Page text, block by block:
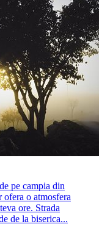
pe campia din
o atmosfera
ore. Strada
de la biserica...